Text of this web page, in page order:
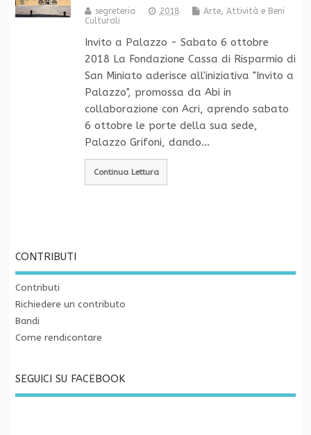
segreteria 2018
Arte, Attività e Beni
Culturali
Invito a Palazzo - Sabato 6 ottobre
2018 La Fondazione Cassa di Risparmio di
San Miniato aderisce all'iniziativa "Invito a
Palazzo", promossa da Abi in
collaborazione con Acri, aprendo sabato
6 ottobre le porte della sua sede,
Palazzo Grifoni, dando…
Continua Lettura
CONTRIBUTI
Contributi
Richiedere un contributo
Bandi
Come rendicontare
SEGUICI SU FACEBOOK